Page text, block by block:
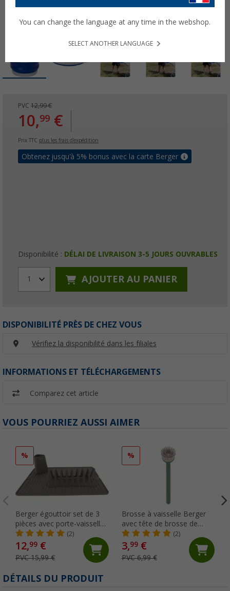
PVC 12,99 €
10,99 €
Prix TTC plus les frais d'expédition
Obtenez jusqu'à 5% bonus avec la carte Berger
Disponibilité : DÉLAI DE LIVRAISON 3-5 JOURS OUVRABLES
1 AJOUTER AU PANIER
DISPONIBILITÉ PRÈS DE CHEZ VOUS
Vérifiez la disponibilité dans les filiales
INFORMATIONS ET TÉLÉCHARGEMENTS
Comparez cet article
VOUS POURRIEZ AUSSI AIMER
%
Berger égouttoir set de 3
pièces avec porte-vaisselle,
tapis d'égouttage et porte-
couverts gris
(2)
12,99 €
PVC 15,99 €
%
Brosse à vaisselle Berger
avec tête de brosse de
rechange verte (2)
3,99€
PVC 6,99 €
DÉTAILS DU PRODUIT
You can change the language at any time in the webshop.
SELECT ANOTHER LANGUAGE